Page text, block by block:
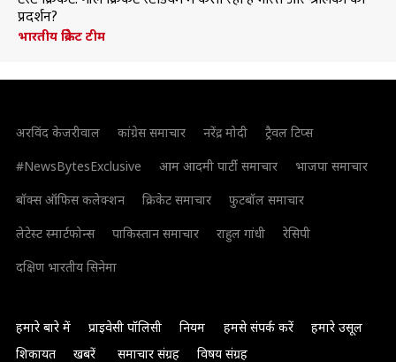
प्रदर्शन?
भारतीय क्रिकेट टीम
अरविंद केजरीवाल कांग्रेस समाचार नरेंद्र मोदी
ट्रैवल टिप्स
#NewsBytesExclusive
आम आदमी पार्टी समाचार
भाजपा समाचार
बॉक्स ऑफिस कलेक्शन
क्रिकेट समाचार
फुटबॉल समाचार
लेटेस्ट स्मार्टफोन्स
पाकिस्तान समाचार राहुल गांधी
रेसिपी
दक्षिण भारतीय सिनेमा
हमारे बारे में प्राइवेसी पॉलिसी नियम हमसे संपर्क करें
हमारे उसूल
शिकायत
खबरें समाचार संग्रह विषय संग्रह